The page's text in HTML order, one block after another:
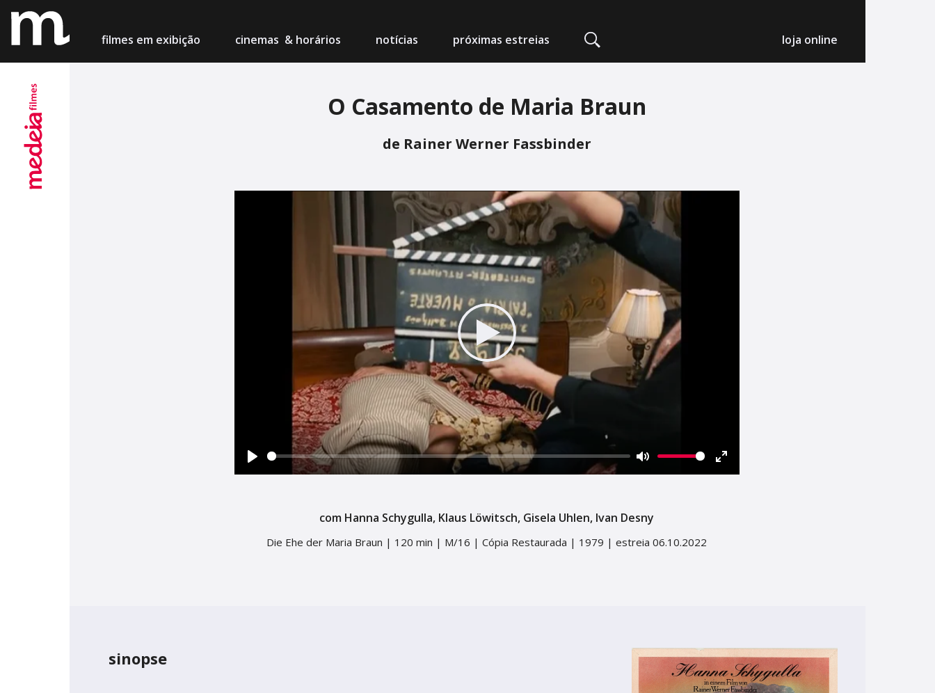
filmes em exibição cinemas & horários
Cinema Charlot - Auditório Municipal
Centro de Artes e Espectáculos
Theatro Circo
Teatro Académico Gil Vicente
notícias próximas estreias loja online
O Casamento de Maria Braun
de Rainer Werner Fassbinder
Play Mute
Enter
Play
com Hanna Schygulla, Klaus Löwitsch, Gisela Uhlen, Ivan Desny
Die Ehe der Maria Braun | 120 min | M/16 | Cópia Restaurada | 1979 |estreia 06.10.2022
sinopse